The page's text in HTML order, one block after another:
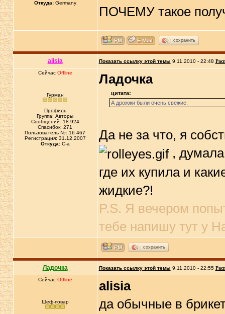
Откуда:Germany
ПОЧЕМУ такое
сохранить
alisia Показать ссылку этой темы 9.11.2010 - 22:48
Сейчас Offline
Гурман
Профиль
Группа: Авторы
Сообщений: 18 924
Спасибок: 271
Пользователь №: 16 467
Регистрация: 31.12.2007
Откуда:C-a
Ладочка
цитата:
А дрожжи были очень свежие.
Да не за что, я
, думала
где их купила и
жидкие?!
P.S. Я вечером
тебе напишу тут у
сохранить
Ладочка Показать ссылку этой темы 9.11.2010 - 22:55
Сейчас Offline
Шеф-повар
alisia
да обычные в